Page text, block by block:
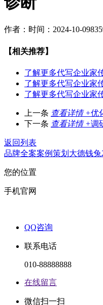
作者： 时间：2024-10-09
【相关推荐】
了解更多代写企业家
了解更多代写企业家
了解更多代写企业家
上一条 查看详情 +优
下一条 查看详情 +调
返回列表
品牌全案案例策划 大德钱兔
您的位置
手机官网
QQ咨询
联系电话
010-88888888
在线留言
微信扫一扫